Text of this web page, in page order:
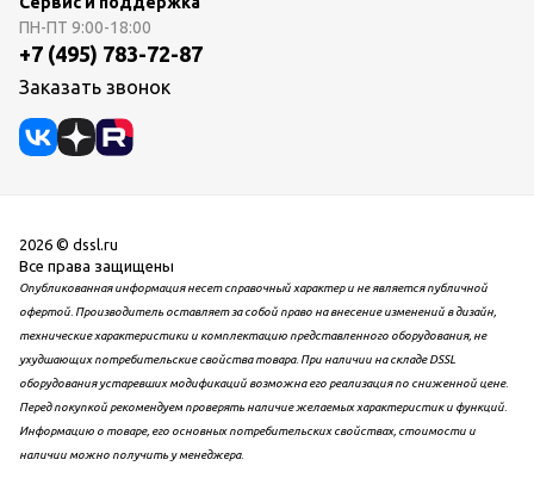
ПН-ПТ 9:00-18:00
+7 (495) 783-72-87
Заказать звонок
2026 © dssl.ru
Все права защищены
Опубликованная информация несет справочный характер и не является публичной
офертой. Производитель оставляет за собой право на внесение изменений в дизайн,
технические характеристики и комплектацию представленного оборудования, не
ухудшающих потребительские свойства товара. При наличии на складе DSSL
оборудования устаревших модификаций возможна его реализация по сниженной цене.
Перед покупкой рекомендуем проверять наличие желаемых характеристик и функций.
Информацию о товаре, его основных потребительских свойствах, стоимости и
наличии можно получить у менеджера.